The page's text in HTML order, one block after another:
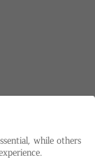
while others